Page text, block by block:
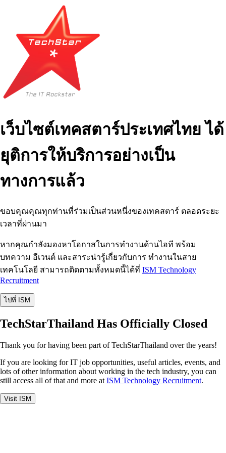
เว็บไซต์เทคสตาร์ประเทศไทย ได้
ยุติการให้บริการอย่างเป็น
ทางการแล้ว
ขอบคุณคุณทุกท่านที่ร่วมเป็นส่วนหนึ่งของเทคสตาร์ ตลอดระยะ
เวลาที่ผ่านมา
หากคุณกำลังมองหาโอกาสในการทำงานด้านไอที พร้อม
บทความ อีเวนต์ และสาระน่ารู้เกี่ยวกับการ ทำงานในสาย
เทคโนโลยี สามารถติดตามทั้งหมดนี้ได้ที่ ISM Technology
Recruitment
ไปที่ ISM
TechStarThailand Has Officially Closed
Thank you for having been part of TechStarThailand over the years!
If you are looking for IT job opportunities, useful articles, events, and
lots of other information about working in the tech industry, you can
still access all of that and more at ISM Technology Recruitment.
Visit ISM